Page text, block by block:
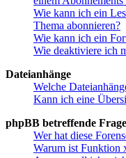
Wie kann ich ein
Thema abonnieren?
Wie kann ich ein
Wie deaktiviere ich
Dateianhänge
Welche
Kann ich eine
phpBB betreffende
Wer hat diese
Warum ist Funktion